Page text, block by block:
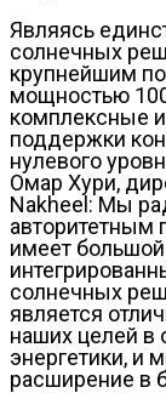
Являясь
солнечных
крупнейшим
мощностью
комплексные
поддержки
нулевого
Омар Хури,
Nakheel: Мы
авторитетным
имеет
солнечных
является
наших целей в
энергетики, и
расширение в